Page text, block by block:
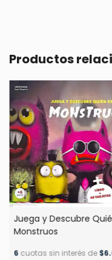
Productos
Juega y Descubre
Monstruos
6 cuotas sin interés de